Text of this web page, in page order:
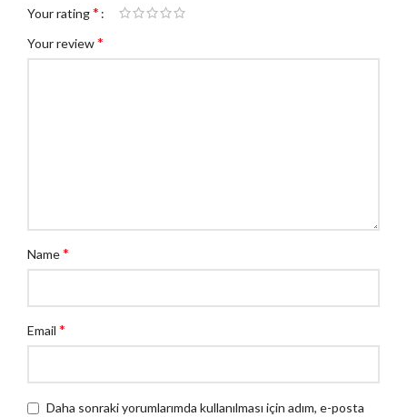
Your rating*
Your review*
Name*
Email *
Daha sonraki yorumlarımda kullanılması için adım, e-posta